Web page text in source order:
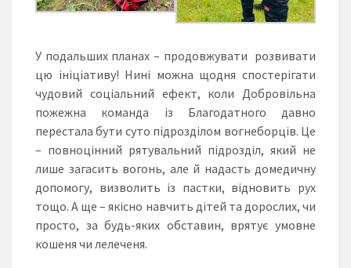
У подальших планах – продовжувати розвивати
цю ініціативу! Нині можна щодня спостерігати
чудовий соціальний ефект, коли Добровільна
пожежна команда із Благодатного давно
перестала бути суто підрозділом вогнеборців. Це
– повноцінний рятувальний підрозділ, який не
лише загасить вогонь, але й надасть домедичну
допомогу, визволить із пастки, відновить рух
тощо. А ще – якісно навчить дітей та дорослих, чи
просто, за будь-яких обставин, врятує умовне
кошеня чи лелеченя.